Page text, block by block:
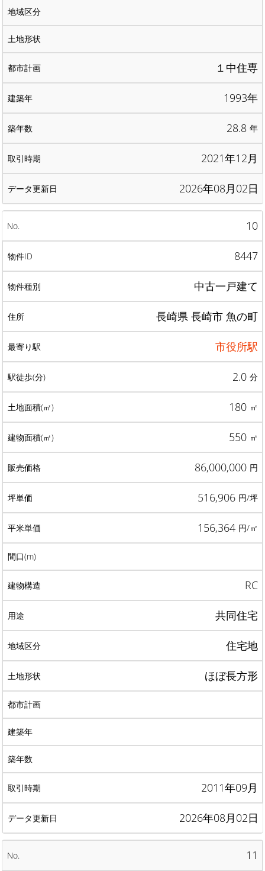
１中住専
1993年
28.8 年
2021年12月
2026年08月02日
10
8447
中古一戸建て
長崎県 長崎市 魚の町
市役所駅
2.0 分
180 ㎡
550 ㎡
86,000,000 円
516,906 円/坪
156,364 円/㎡
RC
共同住宅
住宅地
ほぼ長方形
2011年09月
2026年08月02日
11